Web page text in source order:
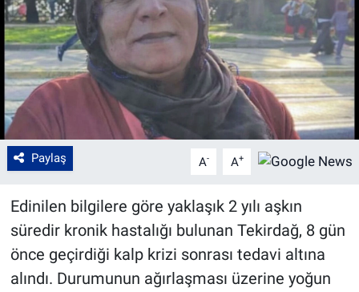
Paylaş A- A+
Edinilen bilgilere göre yaklaşık 2 yılı aşkın
süredir kronik hastalığı bulunan Tekirdağ, 8 gün
önce geçirdiği kalp krizi sonrası tedavi altına
alındı. Durumunun ağırlaşması üzerine yoğun